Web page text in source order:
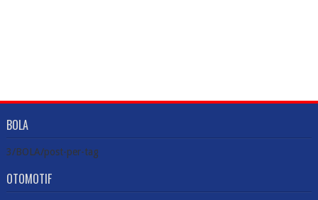
BOLA
3/BOLA/post-per-tag
OTOMOTIF